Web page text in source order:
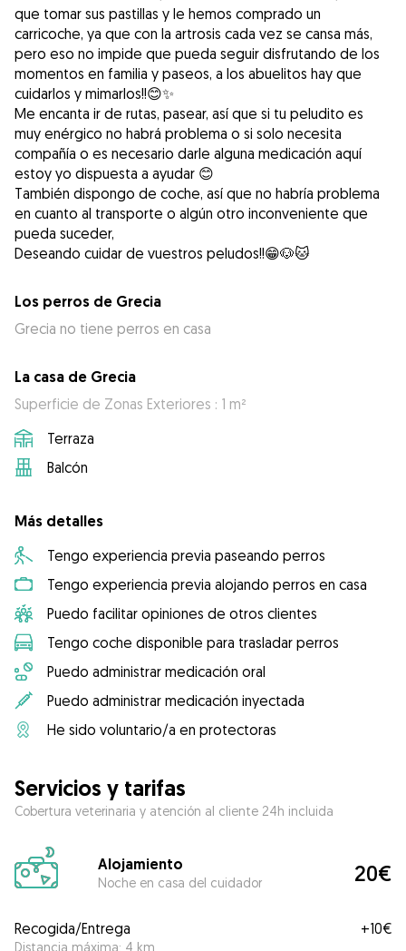
que tomar sus pastillas y le hemos comprado un
carricoche, ya que con la artrosis cada vez se cansa más,
pero eso no impide que pueda seguir disfrutando de los
momentos en familia y paseos, a los abuelitos hay que
cuidarlos y mimarlos!!😊✨
Me encanta ir de rutas, pasear, así que si tu peludito es
muy enérgico no habrá problema o si solo necesita
compañía o es necesario darle alguna medicación aquí
estoy yo dispuesta a ayudar 😊
También dispongo de coche, así que no habría problema
en cuanto al transporte o algún otro inconveniente que
pueda suceder,
Deseando cuidar de vuestros peludos!!😁🐶🐱
Los perros de Grecia
Grecia no tiene perros en casa
La casa de Grecia
Superficie de Zonas Exteriores : 1 m²
Terraza
Balcón
Más detalles
Tengo experiencia previa paseando perros
Tengo experiencia previa alojando perros en casa
Puedo facilitar opiniones de otros clientes
Tengo coche disponible para trasladar perros
Puedo administrar medicación oral
Puedo administrar medicación inyectada
He sido voluntario/a en protectoras
Servicios y tarifas
Cobertura veterinaria y atención al cliente 24h incluida
Alojamiento
Noche en casa del cuidador 20€
Recogida/Entrega
Distancia máxima: 4 km
+10€